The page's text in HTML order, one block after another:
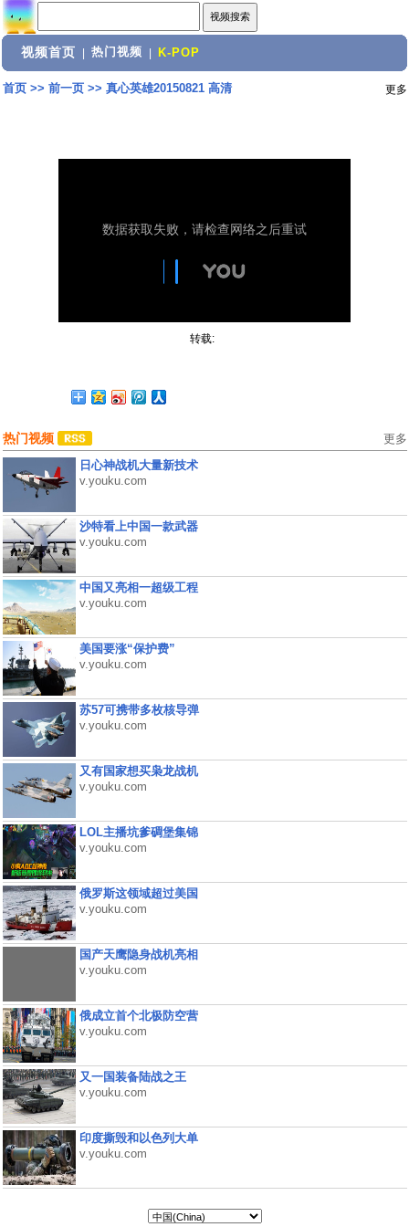
视频首页 热门视频 K-POP
首页>> 前一页>> 真心英雄20150821 高清 更多
转载:
热门视频 更多
日心神战机大量新技术
v.youku.com
沙特看上中国一款武器
v.youku.com
中国又亮相一超级工程
v.youku.com
美国要涨“保护费”
v.youku.com
苏57可携带多枚核导弹
v.youku.com
又有国家想买枭龙战机
v.youku.com
LOL主播坑爹碉堡集锦
v.youku.com
俄罗斯这领域超过美国
v.youku.com
国产天鹰隐身战机亮相
v.youku.com
俄成立首个北极防空营
v.youku.com
又一国装备陆战之王
v.youku.com
印度撕毁和以色列大单
v.youku.com